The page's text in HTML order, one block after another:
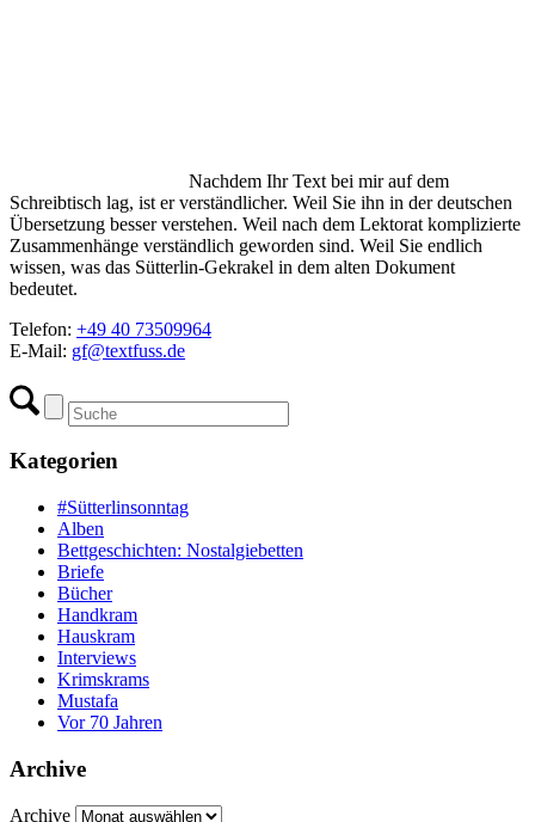
Nachdem Ihr Text bei mir auf dem
Schreibtisch lag, ist er verständlicher. Weil Sie ihn in der deutschen
Übersetzung besser verstehen. Weil nach dem Lektorat komplizierte
Zusammenhänge verständlich geworden sind. Weil Sie endlich
wissen, was das Sütterlin-Gekrakel in dem alten Dokument
bedeutet.
Telefon: +49 40 73509964
E-Mail: gf@textfuss.de
Kategorien
#Sütterlinsonntag
Alben
Bettgeschichten: Nostalgiebetten
Briefe
Bücher
Handkram
Hauskram
Interviews
Krimskrams
Mustafa
Vor 70 Jahren
Archive
Archive